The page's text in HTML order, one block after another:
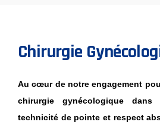
Chirurgie
Au cœur de notre engagement
chirurgie
gynécologique dans
technicité de pointe et respect